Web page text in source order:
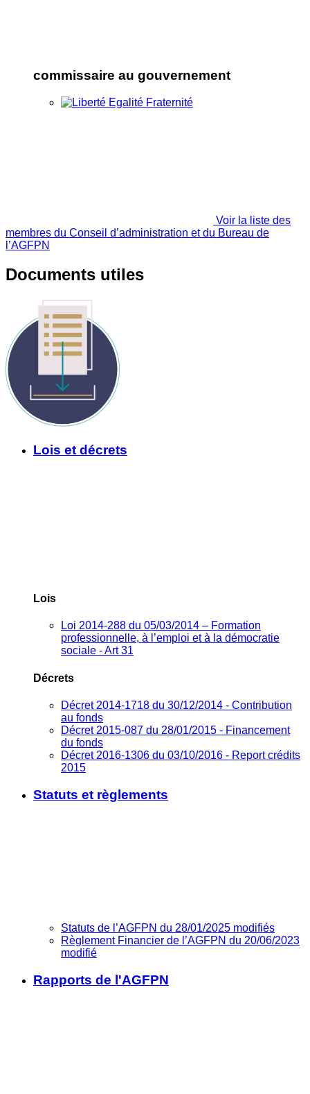
commissaire au gouvernement
Voir la liste des
membres du Conseil d’administration et du Bureau de
l’AGFPN
Documents utiles
Lois et décrets
Lois
Loi 2014-288 du 05/03/2014 – Formation
professionnelle, à l’emploi et à la démocratie
sociale - Art 31
Décrets
Décret 2014-1718 du 30/12/2014 - Contribution
au fonds
Décret 2015-087 du 28/01/2015 - Financement
du fonds
Décret 2016-1306 du 03/10/2016 - Report crédits
2015
Statuts et règlements
Statuts de l’AGFPN du 28/01/2025 modifiés
Règlement Financier de l’AGFPN du 20/06/2023
modifié
Rapports de l'AGFPN